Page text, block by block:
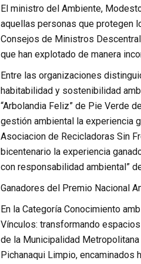
El ministro del Ambiente,
aquellas personas que protegen
Consejos de Ministros
que han explotado de manera
Entre las organizaciones
habitabilidad y sostenibilidad
“Arbolandia Feliz” de Pie Verde
gestión ambiental la experiencia
Asociacion de Recicladoras Sin
bicentenario la experiencia
con responsabilidad ambiental”
Ganadores del Premio Nacional
En la Categoría Conocimiento
Vínculos: transformando
de la Municipalidad
Pichanaqui Limpio, encaminados